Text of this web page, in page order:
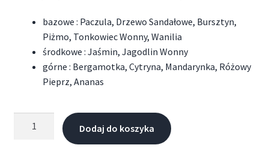
bazowe : Paczula, Drzewo Sandałowe, Bursztyn,
Piżmo, Tonkowiec Wonny, Wanilia
środkowe : Jaśmin, Jagodlin Wonny
górne : Bergamotka, Cytryna, Mandarynka, Różowy
Pieprz, Ananas
Dodaj do koszyka